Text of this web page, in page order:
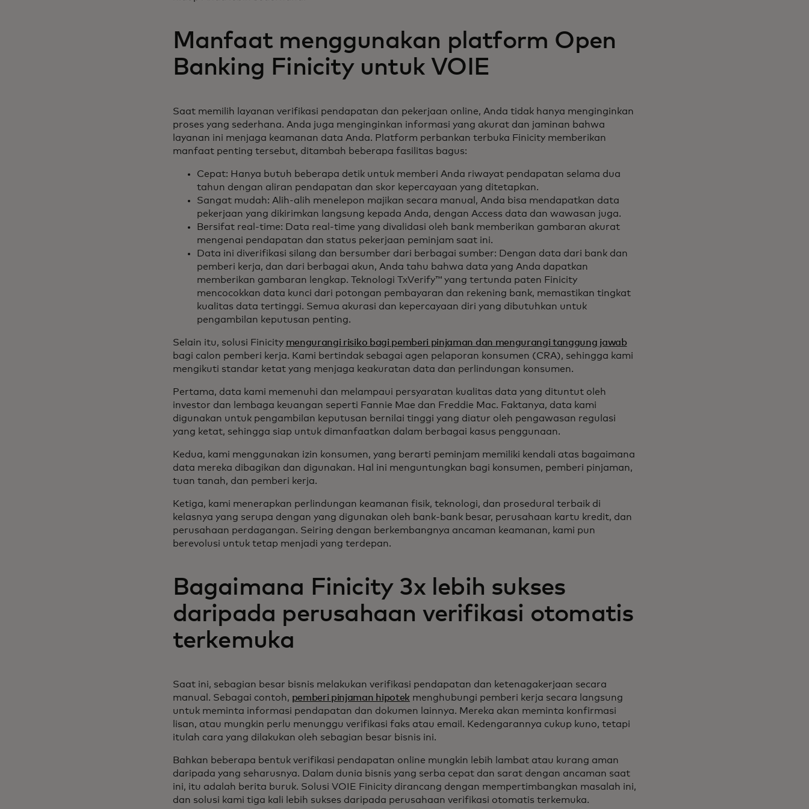
Manfaat menggunakan platform Open
Banking Finicity untuk VOIE
Saat memilih layanan verifikasi pendapatan dan pekerjaan online, Anda tidak hanya menginginkan
proses yang sederhana. Anda juga menginginkan informasi yang akurat dan jaminan bahwa
layanan ini menjaga keamanan data Anda. Platform perbankan terbuka Finicity memberikan
manfaat penting tersebut, ditambah beberapa fasilitas bagus:
Cepat: Hanya butuh beberapa detik untuk memberi Anda riwayat pendapatan selama dua
tahun dengan aliran pendapatan dan skor kepercayaan yang ditetapkan.
Sangat mudah: Alih-alih menelepon majikan secara manual, Anda bisa mendapatkan data
pekerjaan yang dikirimkan langsung kepada Anda, dengan Access data dan wawasan juga.
Bersifat real-time: Data real-time yang divalidasi oleh bank memberikan gambaran akurat
mengenai pendapatan dan status pekerjaan peminjam saat ini.
Data ini diverifikasi silang dan bersumber dari berbagai sumber: Dengan data dari bank dan
pemberi kerja, dan dari berbagai akun, Anda tahu bahwa data yang Anda dapatkan
memberikan gambaran lengkap. Teknologi TxVerify™ yang tertunda paten Finicity
mencocokkan data kunci dari potongan pembayaran dan rekening bank, memastikan tingkat
kualitas data tertinggi. Semua akurasi dan kepercayaan diri yang dibutuhkan untuk
pengambilan keputusan penting.
Selain itu, solusi Finicity mengurangi risiko bagi pemberi pinjaman dan mengurangi tanggung jawab
bagi calon pemberi kerja. Kami bertindak sebagai agen pelaporan konsumen (CRA), sehingga kami
mengikuti standar ketat yang menjaga keakuratan data dan perlindungan konsumen.
Pertama, data kami memenuhi dan melampaui persyaratan kualitas data yang dituntut oleh
investor dan lembaga keuangan seperti Fannie Mae dan Freddie Mac. Faktanya, data kami
digunakan untuk pengambilan keputusan bernilai tinggi yang diatur oleh pengawasan regulasi
yang ketat, sehingga siap untuk dimanfaatkan dalam berbagai kasus penggunaan.
Kedua, kami menggunakan izin konsumen, yang berarti peminjam memiliki kendali atas bagaimana
data mereka dibagikan dan digunakan. Hal ini menguntungkan bagi konsumen, pemberi pinjaman,
tuan tanah, dan pemberi kerja.
Ketiga, kami menerapkan perlindungan keamanan fisik, teknologi, dan prosedural terbaik di
kelasnya yang serupa dengan yang digunakan oleh bank-bank besar, perusahaan kartu kredit, dan
perusahaan perdagangan. Seiring dengan berkembangnya ancaman keamanan, kami pun
berevolusi untuk tetap menjadi yang terdepan.
Bagaimana Finicity 3x lebih sukses
daripada perusahaan verifikasi otomatis
terkemuka
Saat ini, sebagian besar bisnis melakukan verifikasi pendapatan dan ketenagakerjaan secara
manual. Sebagai contoh, pemberi pinjaman hipotek menghubungi pemberi kerja secara langsung
untuk meminta informasi pendapatan dan dokumen lainnya. Mereka akan meminta konfirmasi
lisan, atau mungkin perlu menunggu verifikasi faks atau email. Kedengarannya cukup kuno, tetapi
itulah cara yang dilakukan oleh sebagian besar bisnis ini.
Bahkan beberapa bentuk verifikasi pendapatan online mungkin lebih lambat atau kurang aman
daripada yang seharusnya. Dalam dunia bisnis yang serba cepat dan sarat dengan ancaman saat
ini, itu adalah berita buruk. Solusi VOIE Finicity dirancang dengan mempertimbangkan masalah ini,
dan solusi kami tiga kali lebih sukses daripada perusahaan verifikasi otomatis terkemuka.